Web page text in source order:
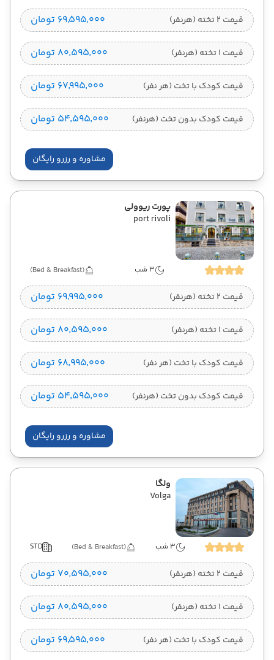
قیمت 2 تخته (هرنفر) ۶۹٬۵۹۵٬۰۰۰ تومان
قیمت 1 تخته (هرنفر) ۸۰٬۵۹۵٬۰۰۰ تومان
قیمت کودک با تخت (هر نفر) ۶۷٬۹۹۵٬۰۰۰ تومان
قیمت کودک بدون تخت (هرنفر) ۵۴٬۵۹۵٬۰۰۰ تومان
مشاوره و رزرو رایگان
پورت ریوولی
port rivoli
3 شب (Bed & Breakfast)
قیمت 2 تخته (هرنفر) ۶۹٬۹۹۵٬۰۰۰ تومان
قیمت 1 تخته (هرنفر) ۸۰٬۵۹۵٬۰۰۰ تومان
قیمت کودک با تخت (هر نفر) ۶۸٬۹۹۵٬۰۰۰ تومان
قیمت کودک بدون تخت (هرنفر) ۵۴٬۵۹۵٬۰۰۰ تومان
مشاوره و رزرو رایگان
ولگا
Volga
3 شب (Bed & Breakfast)
STD
قیمت 2 تخته (هرنفر) ۷۰٬۵۹۵٬۰۰۰ تومان
قیمت 1 تخته (هرنفر) ۸۰٬۵۹۵٬۰۰۰ تومان
قیمت کودک با تخت (هر نفر) ۶۹٬۵۹۵٬۰۰۰ تومان